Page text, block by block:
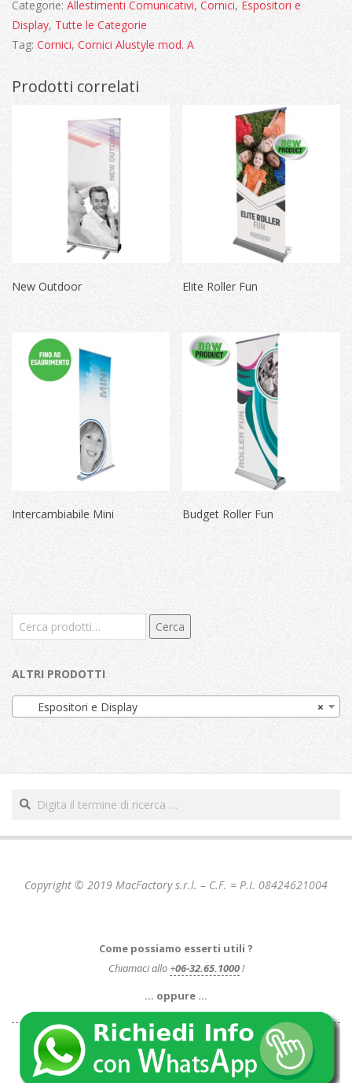
Categorie: Allestimenti Comunicativi, Cornici, Espositori e
Display, Tutte le Categorie
Tag: Cornici, Cornici Alustyle mod. A
Prodotti correlati
New Outdoor Elite Roller Fun
Intercambiabile Mini Budget Roller Fun
Cerca: Cerca
ALTRI PRODOTTI
×
Espositori e Display
Copyright © 2019 MacFactory s.r.l. – C.F. = P.I. 08424621004
Come possiamo esserti utili ?
Chiamaci allo +06-32.65.1000!
… oppure …